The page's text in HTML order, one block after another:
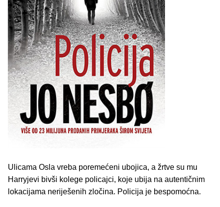
Ulicama Osla vreba poremećeni ubojica, a žrtve su mu
Harryjevi bivši kolege policajci, koje ubija na autentičnim
lokacijama neriješenih zločina. Policija je bespomoćna.